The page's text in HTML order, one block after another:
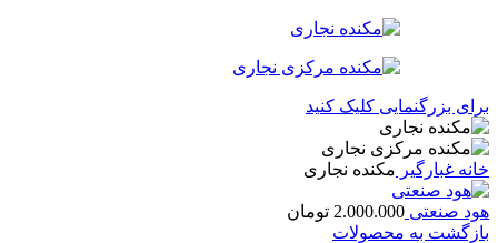
برای بزرگنمایی کلیک کنید
خانه غبارگیر مکنده نجاری
هود صنعتی 2.000.000 تومان
بازگشت به محصولات